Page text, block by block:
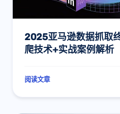
2025亚马逊数据抓取
爬技术+实战案例解析
阅读文章